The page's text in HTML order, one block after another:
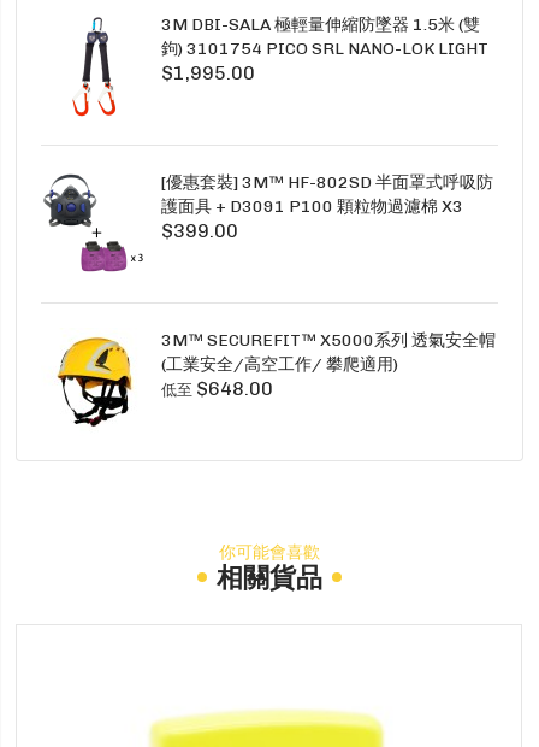
3M DBI-SALA 極輕量伸縮防墜器 1.5米 (雙
鉤) 3101754 PICO SRL NANO-LOK LIGHT
1.5M TWINS
$1,995.00
[優惠套裝] 3M™ HF-802SD 半面罩式呼吸防
護面具 + D3091 P100 顆粒物過濾棉 X3
SECURE CLICK HF-802SD HF-800SD 系列
$399.00
3M™ SECUREFIT™ X5000系列 透氣安全帽
(工業安全/高空工作/ 攀爬適用)
低至 $648.00
你可能會喜歡
相關貨品